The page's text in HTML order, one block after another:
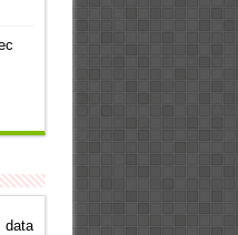
data